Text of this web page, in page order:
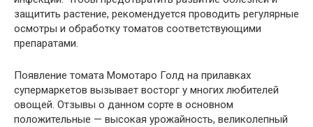
защитить растение, рекомендуется проводить регулярные
осмотры и обработку томатов соответствующими
препаратами.
Появление томата Момотаро Голд на прилавках
супермаркетов вызывает восторг у многих любителей
овощей. Отзывы о данном сорте в основном
положительные — высокая урожайность, великолепный